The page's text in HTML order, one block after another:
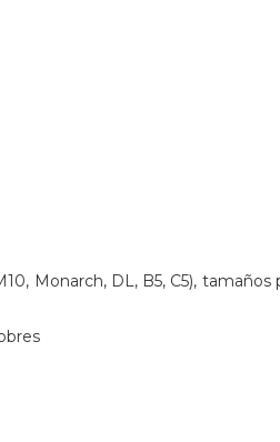
Monarch, DL, B5, C5), tamaños